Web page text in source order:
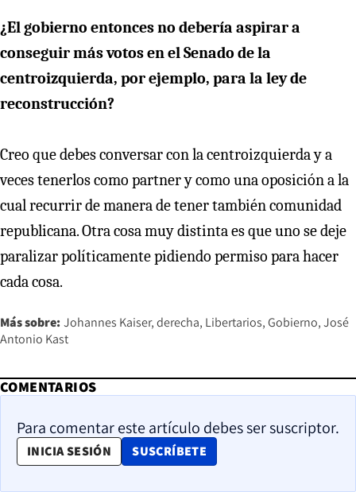
¿El gobierno entonces no debería aspirar a
conseguir más votos en el Senado de la
centroizquierda, por ejemplo, para la ley de
reconstrucción?
Creo que debes conversar con la centroizquierda y a
veces tenerlos como partner y como una oposición a la
cual recurrir de manera de tener también comunidad
republicana. Otra cosa muy distinta es que uno se deje
paralizar políticamente pidiendo permiso para hacer
cada cosa.
Más sobre: Johannes Kaiser derecha Libertarios Gobierno José
Antonio Kast
COMENTARIOS
Para comentar este artículo debes ser suscriptor.
INICIA SESIÓN SUSCRÍBETE
OPENS IN NEW WINDOW